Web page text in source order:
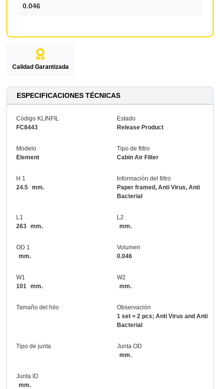
0.046
Calidad Garantizada
ESPECIFICACIONES TÉCNICAS
Código KLINFIL
FC8443
Estado
Release Product
Modelo
Element
Tipo de filtro
Cabin Air Filter
H 1
24.5 mm.
Información del filtro
Paper framed, Anti Virus, Anti
Bacterial
L1
263 mm.
L2
mm.
OD 1
mm.
Volumen
0.046
W1
101
mm.
W2
mm.
Tamaño del hilo
Observación
1 set = 2 pcs; Anti Virus and Anti
Bacterial
Tipo de junta
Junta OD
mm.
Junta ID
mm.